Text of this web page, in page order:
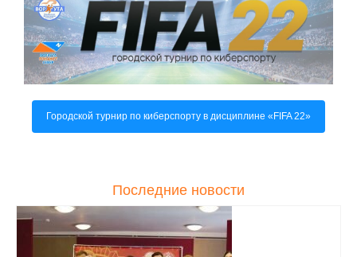
Городской турнир по киберспорту в дисциплине «FIFA 22»
Последние новости